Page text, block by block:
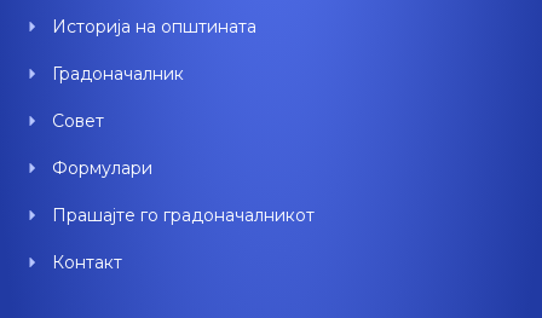
k
n
Историја на општината
Градоначалник
Совет
Формулари
Прашајте го градоначалникот
Контакт